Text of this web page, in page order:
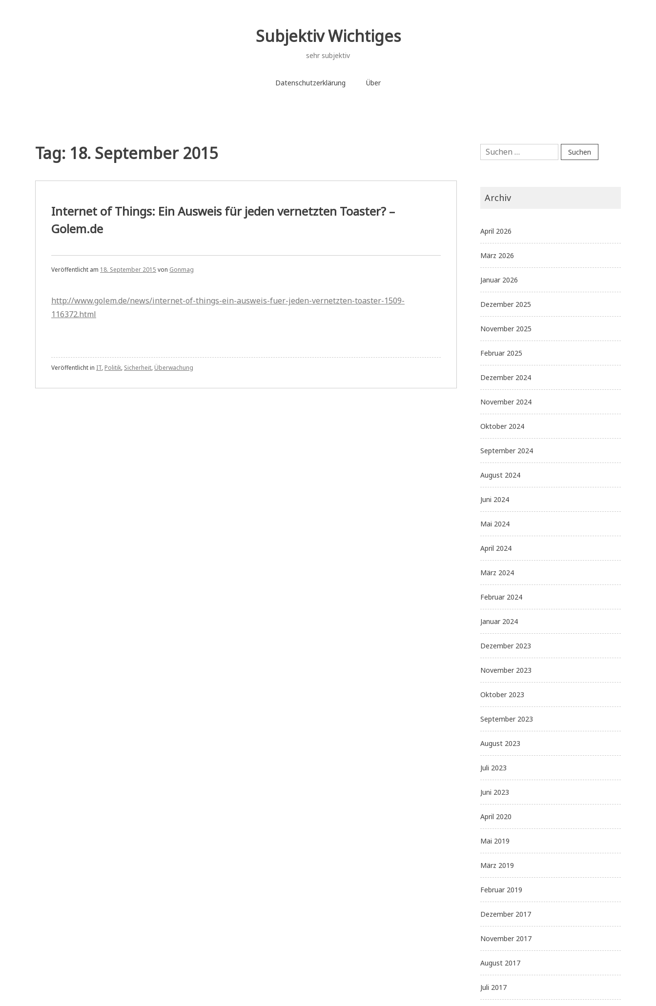
Subjektiv Wichtiges
sehr subjektiv
Datenschutzerklärung Über
Tag: 18. September 2015
Internet of Things: Ein Ausweis für jeden vernetzten Toaster? –
Golem.de
Veröffentlicht am 18. September 2015 von Gonmag
http://www.golem.de/news/internet-of-things-ein-ausweis-fuer-jeden-vernetzten-toaster-1509-
116372.html
Veröffentlicht in IT, Politik, Sicherheit, Überwachung
Suchen
nach:
Archiv
April 2026
März 2026
Januar 2026
Dezember 2025
November 2025
Februar 2025
Dezember 2024
November 2024
Oktober 2024
September 2024
August 2024
Juni 2024
Mai 2024
April 2024
März 2024
Februar 2024
Januar 2024
Dezember 2023
November 2023
Oktober 2023
September 2023
August 2023
Juli 2023
Juni 2023
April 2020
Mai 2019
März 2019
Februar 2019
Dezember 2017
November 2017
August 2017
Juli 2017